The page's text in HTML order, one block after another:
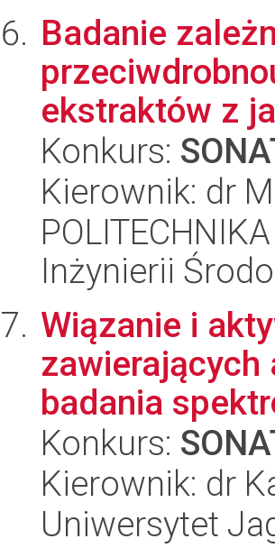
Badanie
ekstraktów z
Konkurs:
Kierownik: dr
Inżynierii
Wiązanie i
zawierających
badania
Konkurs:
Kierownik: dr
Uniwersytet